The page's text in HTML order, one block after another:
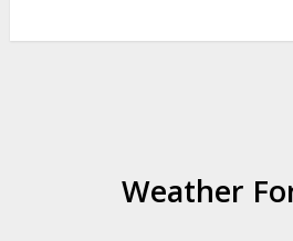
Weather